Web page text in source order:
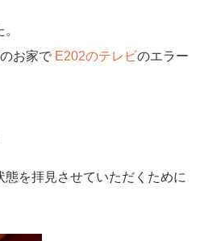
お家で E202のテレビのエラー
を拝見させていただくために